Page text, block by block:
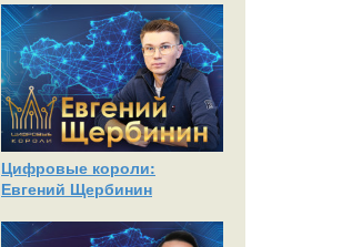
Цифровые короли:
Евгений Щербинин